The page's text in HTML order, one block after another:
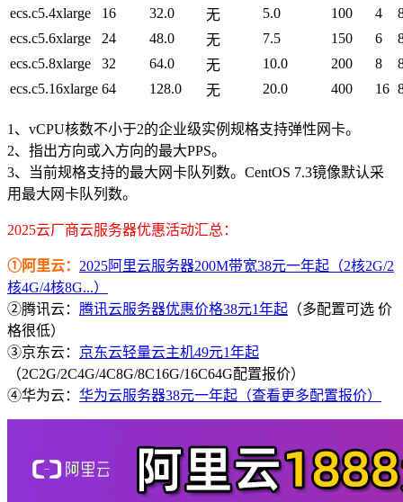
ecs.c5.4xlarge
16 32.0 无 5.0 100 4
ecs.c5.6xlarge
24 48.0 无 7.5 150 6
ecs.c5.8xlarge
32 64.0 无 10.0 200 8
ecs.c5.16xlarge 64 128.0 无 20.0 400 16
1、vCPU核数不小于2的企业级实例规格支持弹性网卡。
2、指出方向或入方向的最大PPS。
3、当前规格支持的最大网卡队列数。CentOS 7.3镜像默认采
用最大网卡队列数。
2025云厂商云服务器优惠活动汇总：
①阿里云： 2025阿里云服务器200M带宽38元一年起（2核2G/2
核4G/4核8G...）
②腾讯云： 腾讯云服务器优惠价格38元1年起 （多配置可选 价
格很低）
③京东云： 京东云轻量云主机49元1年起
（2C2G/2C4G/4C8G/8C16G/16C64G配置报价）
④华为云： 华为云服务器38元一年起（查看更多配置报价）